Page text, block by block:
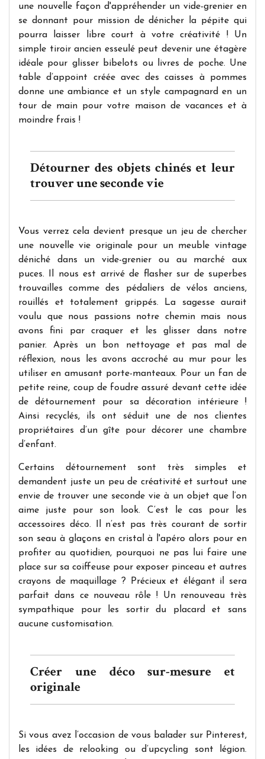
une nouvelle façon d'appréhender un vide-grenier en
se donnant pour mission de dénicher la pépite qui
pourra laisser libre court à votre créativité ! Un
simple tiroir ancien esseulé peut devenir une étagère
idéale pour glisser bibelots ou livres de poche. Une
table d’appoint créée avec des caisses à pommes
donne une ambiance et un style campagnard en un
tour de main pour votre maison de vacances et à
moindre frais !
Détourner des objets chinés et leur
trouver une seconde vie
Vous verrez cela devient presque un jeu de chercher
une nouvelle vie originale pour un meuble vintage
déniché dans un vide-grenier ou au marché aux
puces. Il nous est arrivé de flasher sur de superbes
trouvailles comme des pédaliers de vélos anciens,
rouillés et totalement grippés. La sagesse aurait
voulu que nous passions notre chemin mais nous
avons fini par craquer et les glisser dans notre
panier. Après un bon nettoyage et pas mal de
réflexion, nous les avons accroché au mur pour les
utiliser en amusant porte-manteaux. Pour un fan de
petite reine, coup de foudre assuré devant cette idée
de détournement pour sa décoration intérieure !
Ainsi recyclés, ils ont séduit une de nos clientes
propriétaires d’un gîte pour décorer une chambre
d’enfant.
Certains détournement sont très simples et
demandent juste un peu de créativité et surtout une
envie de trouver une seconde vie à un objet que l’on
aime juste pour son look. C’est le cas pour les
accessoires déco. Il n’est pas très courant de sortir
son seau à glaçons en cristal à l'apéro alors pour en
profiter au quotidien, pourquoi ne pas lui faire une
place sur sa coiffeuse pour exposer pinceau et autres
crayons de maquillage ? Précieux et élégant il sera
parfait dans ce nouveau rôle ! Un renouveau très
sympathique pour les sortir du placard et sans
aucune customisation.
Créer une déco sur-mesure et
originale
Si vous avez l’occasion de vous balader sur Pinterest,
les idées de relooking ou d’upcycling sont légion.